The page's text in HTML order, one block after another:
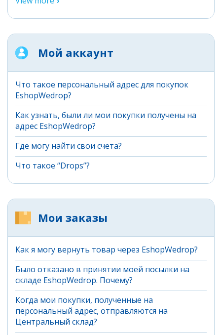
Мой аккаунт
Что такое персональный адрес для покупок
EshopWedrop?
Как узнать, были ли мои покупки получены на
адрес EshopWedrop?
Где могу найти свои счета?
Что такое “Drops”?
Мои заказы
Как я могу вернуть товар через EshopWedrop?
Было отказано в принятии моей посылки на
складе EshopWedrop. Почему?
Когда мои покупки, полученные на
персональный адрес, отправляются на
Центральный склад?